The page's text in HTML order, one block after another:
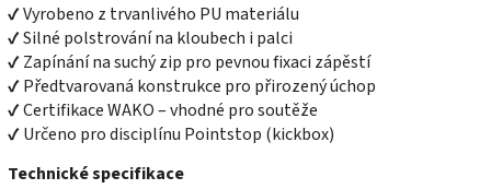
✔ Vyrobeno z trvanlivého PU materiálu
✔ Silné polstrování na kloubech i palci
✔ Zapínání na suchý zip pro pevnou fixaci zápěstí
✔ Předtvarovaná konstrukce pro přirozený úchop
✔ Certifikace WAKO – vhodné pro soutěže
✔ Určeno pro disciplínu Pointstop (kickbox)
Technické specifikace